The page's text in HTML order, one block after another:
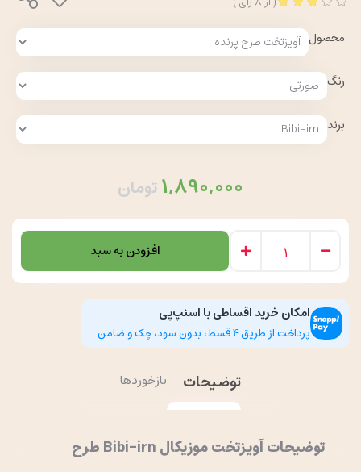
محصول
رنگ
برند
1,890,000تومان
افزودن به سبد
امکان خرید اقساطی با اسنپ‌پی
پرداخت از طریق 4 قسط، بدون سود، چک و ضامن
توضیحات بازخوردها
توضیحات آویزتخت موزیکال Bibi-irn طرح